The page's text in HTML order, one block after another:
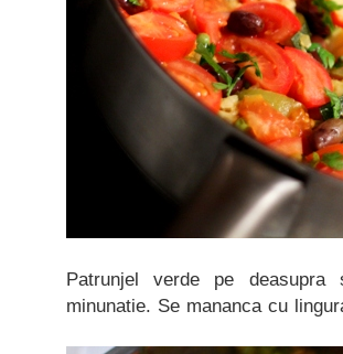
Patrunjel verde pe
minunatie. Se mananca cu